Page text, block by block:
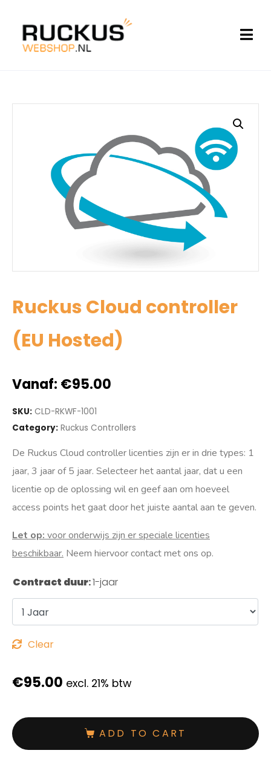
Ruckus Cloud controller
(EU Hosted)
Vanaf: €95.00
SKU: CLD-RKWF-1001
Category: Ruckus Controllers
De Ruckus Cloud controller licenties zijn er in drie types: 1
jaar, 3 jaar of 5 jaar. Selecteer het aantal jaar, dat u een
licentie op de oplossing wil en geef aan om hoeveel
access points het gaat door het juiste aantal aan te geven.
Let op:voor onderwijs zijn er speciale licenties
beschikbaar. Neem hiervoor contact met ons op.
Contract duur:1-jaar
Clear
€95.00 excl. 21% btw
ADD TO CART